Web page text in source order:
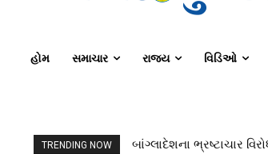
હોમ સમાચાર રાજ્ય વિડિઓ
TRENDING NOW બાંગ્લાદેશના ભ્રષ્ટાચાર